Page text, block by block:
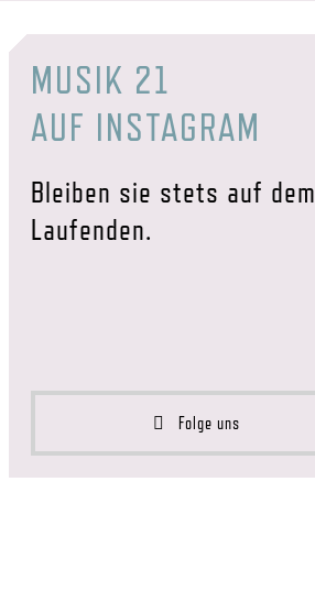
MUSIK 21
AUF INSTAGRAM
Bleiben sie stets auf dem
Laufenden.
Folge uns